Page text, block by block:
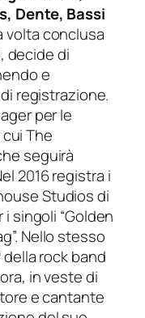
Dente, Bassi
volta conclusa
decide di
e
registrazione.
per le
The
seguirà
2016 registra i
Studios di
singoli “Golden
Nello stesso
della rock band
in veste di
e cantante